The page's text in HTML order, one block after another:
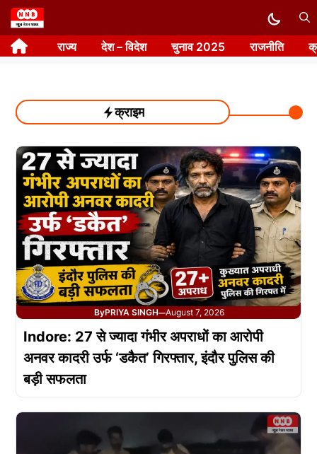
Skip
to
content राज्य देश – विदेश चुनाव 2025 राजनीति
क्राइम
ByPRIYA SINGH—August 7, 2026
Indore: 27 से ज्यादा गंभीर अपराधों का आरोपी
अनवर कादरी उर्फ ‘डकैत’ गिरफ्तार, इंदौर पुलिस की
बड़ी सफलता